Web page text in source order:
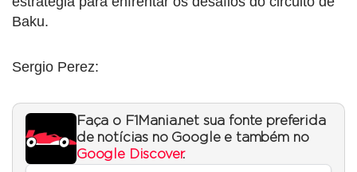
Baku.
Sergio Perez:
Faça o F1Mania.net sua fonte preferida
de notícias no Google e também no
Google Discover.